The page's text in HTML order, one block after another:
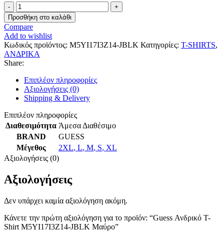
Guess
Ανδρικό
T-
Shirt
M5YI17I3Z14-
JBLK
Μαύρο
ποσότητα
Προσθήκη στο καλάθι
Compare
Add to wishlist
Κωδικός προϊόντος: M5YI17I3Z14-JBLK Κατηγορίες: T-SHIRTS,
ΑΝΔΡΙΚΑ
Share:
Επιπλέον πληροφορίες
Αξιολογήσεις (0)
Shipping & Delivery
Επιπλέον πληροφορίες
Διαθεσιμότητα Άμεσα Διαθέσιμο
BRAND
GUESS
Μέγεθος
2XL, L, M, S, XL
Αξιολογήσεις (0)
Αξιολογήσεις
Δεν υπάρχει καμία αξιολόγηση ακόμη.
Κάνετε την πρώτη αξιολόγηση για το προϊόν: “Guess Ανδρικό T-
Shirt M5YI17I3Z14-JBLK Μαύρο”